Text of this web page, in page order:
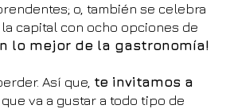
o, también se celebra
capital con ocho opciones de
lo mejor de la gastronomía!
Así que, te invitamos a
que va a gustar a todo tipo de